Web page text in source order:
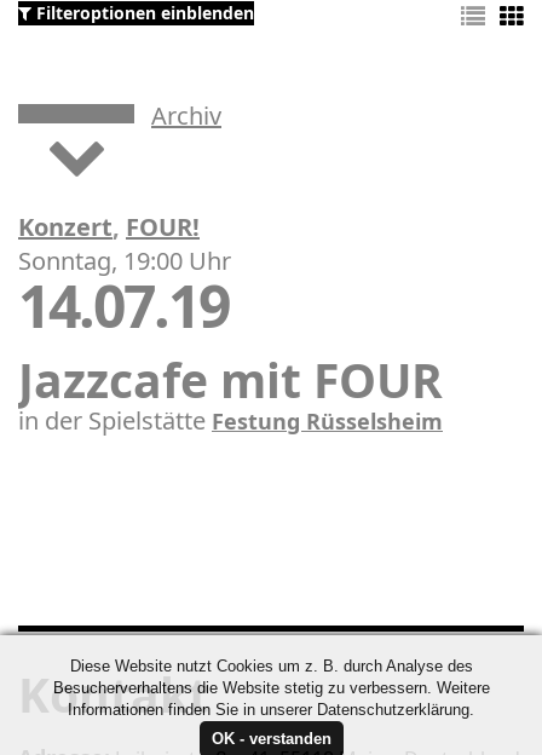
Filteroptionen einblenden
Konzert, FOUR!
Archiv
Sonntag, 19:00 Uhr
14.07.19
Jazzcafe mit FOUR
in der Spielstätte Festung Rüsselsheim
Kontakt
Diese Website nutzt Cookies um z. B. durch Analyse des
Besucherverhaltens die Website stetig zu verbessern. Weitere
Informationen finden Sie in unserer Datenschutzerklärung.